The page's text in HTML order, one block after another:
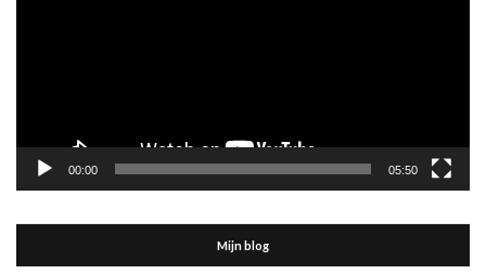
00:00 05:50
Mijn blog